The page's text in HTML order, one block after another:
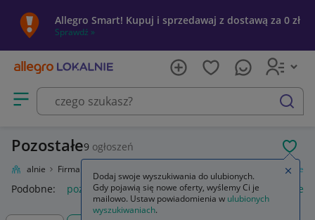
Allegro Smart! Kupuj i sprzedawaj z dostawą za 0 zł
Sprawdź »
Otwórz menu z kategoriami
szukaj
Pozostałe9 ogłoszeń
Lokalnie Firma i usługi Pozostałe
Podobne: pozostałe łóżka pozostałe pozostałe miasta i
Dodaj swoje wyszukiwania do ulubionych.
Gdy pojawią się nowe oferty, wyślemy Ci je
mailowo. Ustaw powiadomienia w ulubionych
wyszukiwaniach.